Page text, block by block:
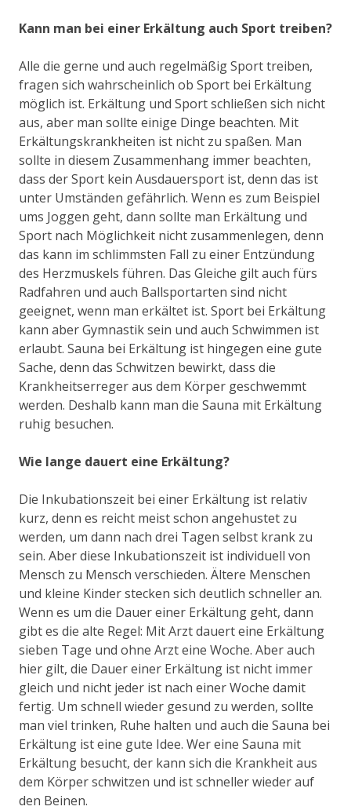
Kann man bei einer Erkältung auch Sport treiben?
Alle die gerne und auch regelmäßig Sport treiben,
fragen sich wahrscheinlich ob Sport bei Erkältung
möglich ist. Erkältung und Sport schließen sich nicht
aus, aber man sollte einige Dinge beachten. Mit
Erkältungskrankheiten ist nicht zu spaßen. Man
sollte in diesem Zusammenhang immer beachten,
dass der Sport kein Ausdauersport ist, denn das ist
unter Umständen gefährlich. Wenn es zum Beispiel
ums Joggen geht, dann sollte man Erkältung und
Sport nach Möglichkeit nicht zusammenlegen, denn
das kann im schlimmsten Fall zu einer Entzündung
des Herzmuskels führen. Das Gleiche gilt auch fürs
Radfahren und auch Ballsportarten sind nicht
geeignet, wenn man erkältet ist. Sport bei Erkältung
kann aber Gymnastik sein und auch Schwimmen ist
erlaubt. Sauna bei Erkältung ist hingegen eine gute
Sache, denn das Schwitzen bewirkt, dass die
Krankheitserreger aus dem Körper geschwemmt
werden. Deshalb kann man die Sauna mit Erkältung
ruhig besuchen.
Wie lange dauert eine Erkältung?
Die Inkubationszeit bei einer Erkältung ist relativ
kurz, denn es reicht meist schon angehustet zu
werden, um dann nach drei Tagen selbst krank zu
sein. Aber diese Inkubationszeit ist individuell von
Mensch zu Mensch verschieden. Ältere Menschen
und kleine Kinder stecken sich deutlich schneller an.
Wenn es um die Dauer einer Erkältung geht, dann
gibt es die alte Regel: Mit Arzt dauert eine Erkältung
sieben Tage und ohne Arzt eine Woche. Aber auch
hier gilt, die Dauer einer Erkältung ist nicht immer
gleich und nicht jeder ist nach einer Woche damit
fertig. Um schnell wieder gesund zu werden, sollte
man viel trinken, Ruhe halten und auch die Sauna bei
Erkältung ist eine gute Idee. Wer eine Sauna mit
Erkältung besucht, der kann sich die Krankheit aus
dem Körper schwitzen und ist schneller wieder auf
den Beinen.